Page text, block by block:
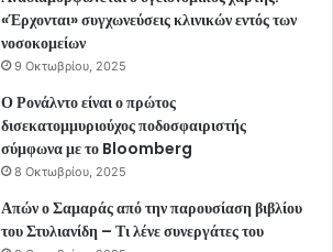
«Έρχονται» συγχωνεύσεις κλινικών εντός των
νοσοκομείων
9 Οκτωβρίου, 2025
Ο Ρονάλντο είναι ο πρώτος
δισεκατομμυριούχος ποδοσφαιριστής
σύμφωνα με το Bloomberg
8 Οκτωβρίου, 2025
Απών ο Σαμαράς από την παρουσίαση βιβλίου
του Στυλιανίδη – Τι λένε συνεργάτες του